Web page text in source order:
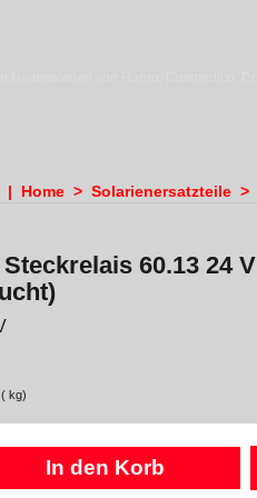
| Home > Solarienersatzteile >
60.13 24 V
kg
In den Korb